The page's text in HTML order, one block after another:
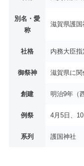
別名・愛
称
滋賀県護
社格 内務大臣
御祭神 滋賀県に
創建 明治9年（
例祭 4月5日、
系列 護国神社